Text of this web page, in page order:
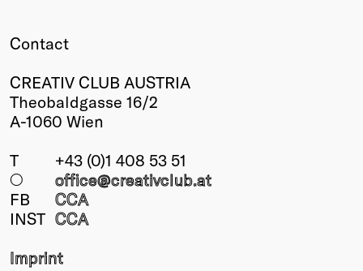
Contact
CREATIV CLUB AUSTRIA
Theobaldgasse 16/2
A-1060 Wien
T
+43 (0)1 408 53 51
○
office@creativclub.at
FB
CCA
INST CCA
Imprint